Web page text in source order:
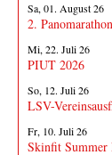
Sa, 01. August 26
2. Panomarathon
Mi, 22. Juli 26
PIUT 2026
So, 12. Juli 26
LSV-
Fr, 10. Juli 26
Skinfit Summer